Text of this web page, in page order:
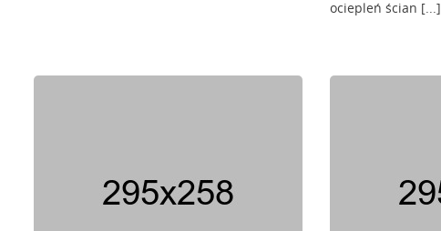
ociepleń ścian [...]